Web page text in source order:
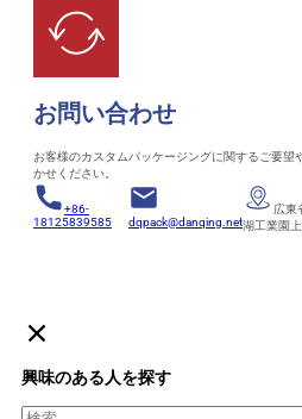
お問い合わせ
お客様のカスタムパッケージングに関するご要望
かせください。
+86-
18125839585
dqpack@danqing.net
広東
湖工業園
興味のある人を探す
検